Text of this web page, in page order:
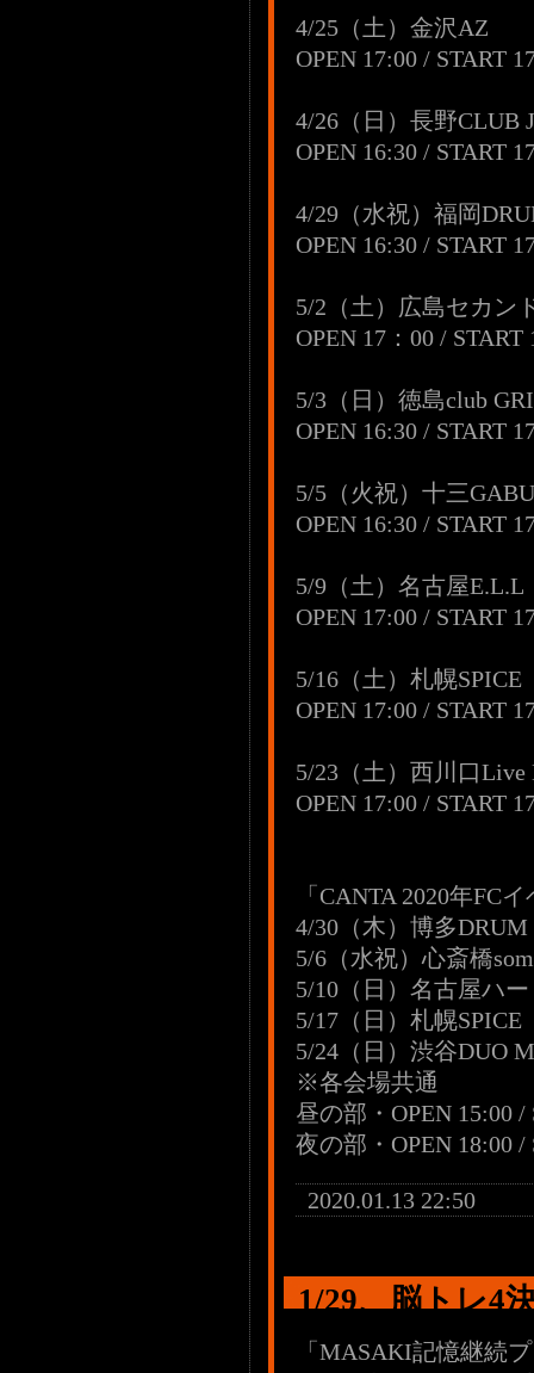
4/25（土）金沢AZ
OPEN 17:00 / START
4/26（日）長野CLUB
OPEN 16:30 / START
4/29（水祝）福岡
OPEN 16:30 / START
5/2（土）広島セカン
OPEN 17：00 / START
5/3（日）徳島club
OPEN 16:30 / START
5/5（火祝）十三
OPEN 16:30 / START
5/9（土）名古屋E.L.L
OPEN 17:00 / START
5/16（土）札幌SPICE
OPEN 17:00 / START
5/23（土）西川口Live
OPEN 17:00 / START
「CANTA 2020年FC
4/30（木）博多DRUM
5/6（水祝）心斎橋
5/10（日）名古屋ハ
5/17（日）札幌SPICE
5/24（日）渋谷DUO
※各会場共通
昼の部・OPEN 15:00 /
夜の部・OPEN 18:00 /
2020.01.13 22:50
1/29、脳トレ4
「MASAKI記憶継続